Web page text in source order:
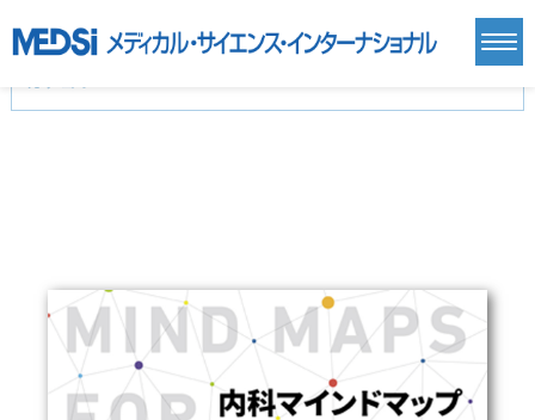
基礎医学(93)
基礎医学関連科学(80)
自然科学(25)
看護学(21)
医療技術(16)
歯科学(3)
薬学(7)
保健・体育(1)
衛生・公衆衛生学(14)
マルチメディア(0)